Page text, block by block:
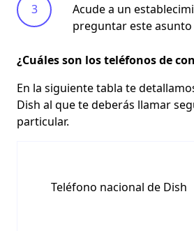
Acude a un
preguntar este asunto
¿Cuáles son los teléfonos de
En la siguiente tabla te
Dish al que te deberás llamar
particular.
Teléfono nacional de Dish